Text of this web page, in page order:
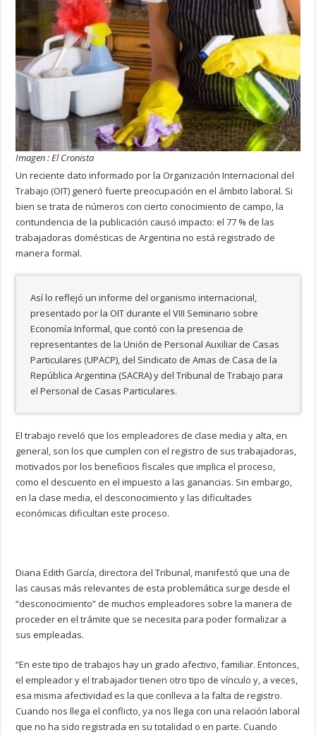
Imagen : El Cronista
Un reciente dato informado por la Organización Internacional del
Trabajo (OIT) generó fuerte preocupación en el ámbito laboral. Si
bien se trata de números con cierto conocimiento de campo, la
contundencia de la publicación causó impacto: el 77 % de las
trabajadoras domésticas de Argentina no está registrado de
manera formal.
Así lo reflejó un informe del organismo internacional,
presentado por la OIT durante el VIII Seminario sobre
Economía Informal, que contó con la presencia de
representantes de la Unión de Personal Auxiliar de Casas
Particulares (UPACP), del Sindicato de Amas de Casa de la
República Argentina (SACRA) y del Tribunal de Trabajo para
el Personal de Casas Particulares.
El trabajo reveló que los empleadores de clase media y alta, en
general, son los que cumplen con el registro de sus trabajadoras,
motivados por los beneficios fiscales que implica el proceso,
como el descuento en el impuesto a las ganancias. Sin embargo,
en la clase media, el desconocimiento y las dificultades
económicas dificultan este proceso.
Diana Edith García, directora del Tribunal, manifestó que una de
las causas más relevantes de esta problemática surge desde el
“desconocimiento” de muchos empleadores sobre la manera de
proceder en el trámite que se necesita para poder formalizar a
sus empleadas.
“En este tipo de trabajos hay un grado afectivo, familiar. Entonces,
el empleador y el trabajador tienen otro tipo de vínculo y, a veces,
esa misma afectividad es la que conlleva a la falta de registro.
Cuando nos llega el conflicto, ya nos llega con una relación laboral
que no ha sido registrada en su totalidad o en parte. Cuando